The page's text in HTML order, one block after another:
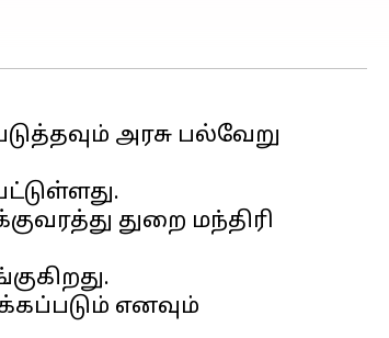
அரசு பல்வேறு
துறை மந்திரி
எனவும்